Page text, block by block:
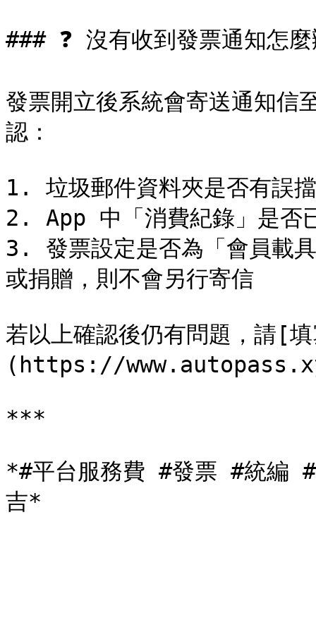
### ❓ 沒有收到發票通知怎
發票開立後系統會寄送通知信
認：
1. 垃圾郵件資料夾是否有誤
2. App 中「消費紀錄」是否
3. 發票設定是否為「會員載
或捐贈，則不會另行寄信
若以上確認後仍有問題，請[
(https://
***
*#平台服務費 #發票 #統編